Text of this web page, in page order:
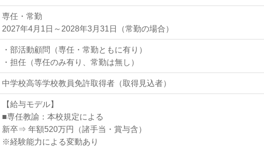
専任・常勤
2027年4月1日～2028年3月31日（常勤の場合）
・部活動顧問（専任・常勤ともに有り）
・担任（専任のみ有り、常勤は無し）
中学校高等学校教員免許取得者（取得見込者）
【給与モデル】
■専任教諭：本校規定による
新卒⇒ 年額520万円（諸手当・賞与含）
※経験能力による変動あり